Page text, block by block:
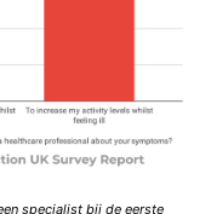
specialist bij de eerste